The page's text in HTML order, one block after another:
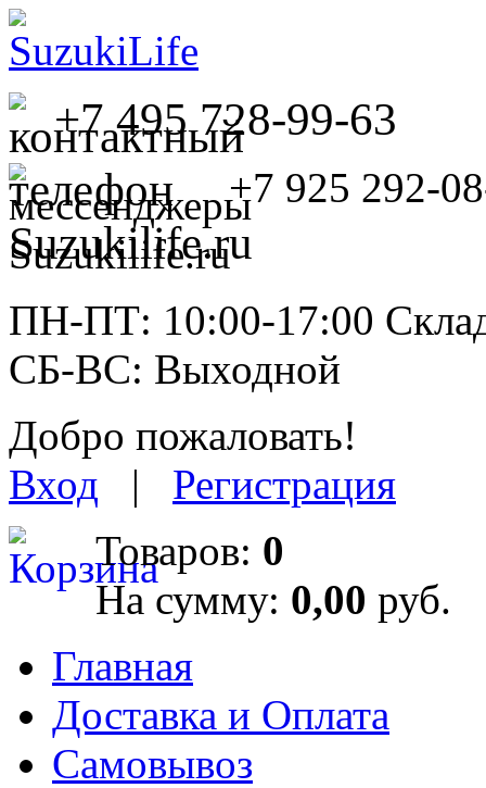
+7 495 728-99-63
+7 925 292-
ПН-ПТ: 10:00-17:00
СБ-ВС: Выходной
Добро пожаловать!
Вход | Регистрация
Товаров: 0
На сумму: 0,00 руб.
Главная
Доставка и Оплата
Самовывоз